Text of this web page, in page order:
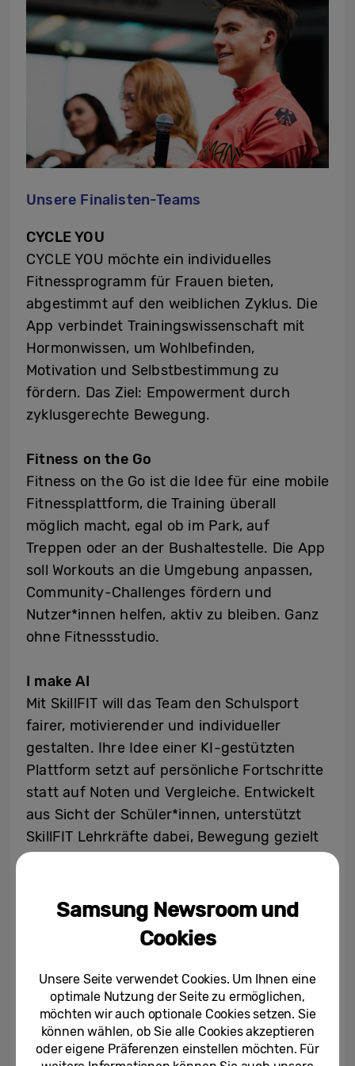
Unsere Finalisten-Teams
CYCLE YOU
CYCLE YOU möchte ein individuelles
Fitnessprogramm für Frauen bieten,
abgestimmt auf den weiblichen Zyklus. Die
App verbindet Trainingswissenschaft mit
Hormonwissen, um Wohlbefinden,
Motivation und Selbstbestimmung zu
fördern. Das Ziel: Empowerment durch
zyklusgerechte Bewegung.
Fitness on the Go
Fitness on the Go ist die Idee für eine mobile
Fitnessplattform, die Training überall
möglich macht, egal ob im Park, auf
Treppen oder an der Bushaltestelle. Die App
soll Workouts an die Umgebung anpassen,
Community-Challenges fördern und
Nutzer*innen helfen, aktiv zu bleiben. Ganz
ohne Fitnessstudio.
I make AI
Mit SkillFIT will das Team den Schulsport
fairer, motivierender und individueller
gestalten. Ihre Idee einer KI-gestützten
Plattform setzt auf persönliche Fortschritte
statt auf Noten und Vergleiche. Entwickelt
aus Sicht der Schüler*innen, unterstützt
SkillFIT Lehrkräfte dabei, Bewegung gezielt
Raumdeuter bringt Sportfans und Vereine
enger zusammen. Über eine Plattform
sollen Fans kontinuierlich Ideen einbringen
können. Das Konzept sieht vor, dass KI das
Feedback analysiert und Insights für
Kampagnen, Merchandise oder Events
Samsung Newsroom und
Cookies
Unsere Seite verwendet Cookies. Um Ihnen eine
optimale Nutzung der Seite zu ermöglichen,
möchten wir auch optionale Cookies setzen. Sie
können wählen, ob Sie alle Cookies akzeptieren
oder eigene Präferenzen einstellen möchten. Für